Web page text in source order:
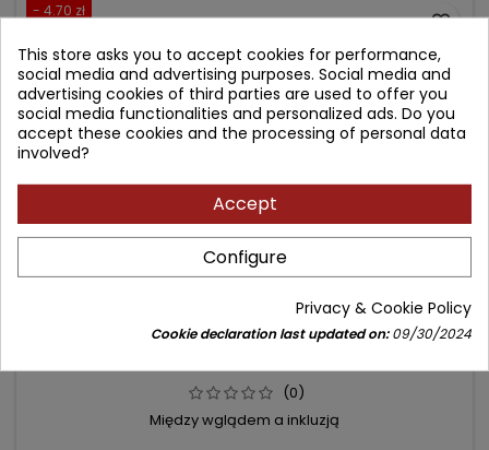
- 4.70 zł
MUZYKOTERAPIA
(0)
Między wglądem a inkluzją
favorite_border
This store asks you to accept cookies for performance,
social media and advertising purposes. Social media and
advertising cookies of third parties are used to offer you
social media functionalities and personalized ads. Do you
accept these cookies and the processing of personal data
involved?
Accept
Configure
Privacy & Cookie Policy
Cookie declaration last updated on:09/30/2024